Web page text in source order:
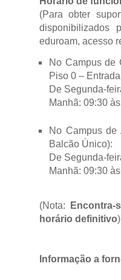
(Para obter
disponibilizados
eduroam, acesso
No Campus de
Piso 0 –
De Segunda-
Manhã: 09:30
No Campus
Balcão Único):
De Segunda-
Manhã: 09:30
(Nota:
horário definitivo)
Informação a